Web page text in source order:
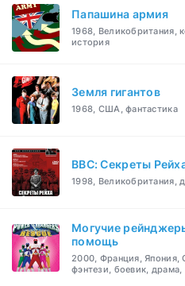
Папашина армия
1968, Великобритания,
история
Земля гигантов
1968, США, фантастика
BBC: Секреты
1998, Великобритания,
Могучие
помощь
2000, Франция, Япония,
фэнтези, боевик,